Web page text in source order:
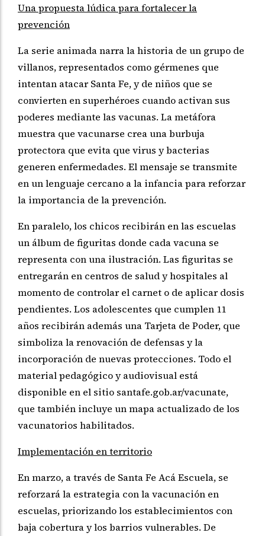
Una propuesta lúdica para fortalecer la
prevención
La serie animada narra la historia de un grupo de
villanos, representados como gérmenes que
intentan atacar Santa Fe, y de niños que se
convierten en superhéroes cuando activan sus
poderes mediante las vacunas. La metáfora
muestra que vacunarse crea una burbuja
protectora que evita que virus y bacterias
generen enfermedades. El mensaje se transmite
en un lenguaje cercano a la infancia para reforzar
la importancia de la prevención.
En paralelo, los chicos recibirán en las escuelas
un álbum de figuritas donde cada vacuna se
representa con una ilustración. Las figuritas se
entregarán en centros de salud y hospitales al
momento de controlar el carnet o de aplicar dosis
pendientes. Los adolescentes que cumplen 11
años recibirán además una Tarjeta de Poder, que
simboliza la renovación de defensas y la
incorporación de nuevas protecciones. Todo el
material pedagógico y audiovisual está
disponible en el sitio santafe.gob.ar/vacunate,
que también incluye un mapa actualizado de los
vacunatorios habilitados.
Implementación en territorio
En marzo, a través de Santa Fe Acá Escuela, se
reforzará la estrategia con la vacunación en
escuelas, priorizando los establecimientos con
baja cobertura y los barrios vulnerables. De